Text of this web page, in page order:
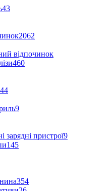
43
2062
відпочинок
460
44
9
зарядні пристрої9
145
354